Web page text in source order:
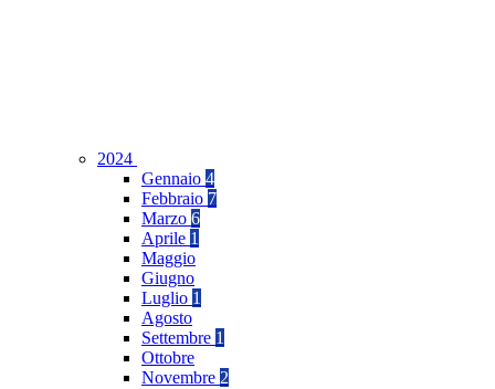
2024
Gennaio 4
Febbraio 7
Marzo 6
Aprile 1
Maggio
Giugno
Luglio 1
Agosto
Settembre 1
Ottobre
Novembre 2